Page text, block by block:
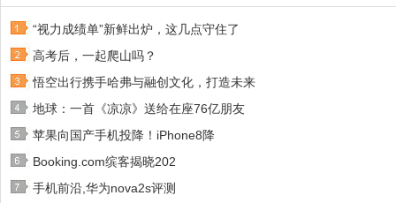
“视力成绩单”新鲜出炉，这几点守住了
高考后，一起爬山吗？
悟空出行携手哈弗与融创文化，打造未来
地球：一首《凉凉》送给在座76亿朋友
苹果向国产手机投降！iPhone8降
Booking.com缤客揭晓202
手机前沿,华为nova2s评测